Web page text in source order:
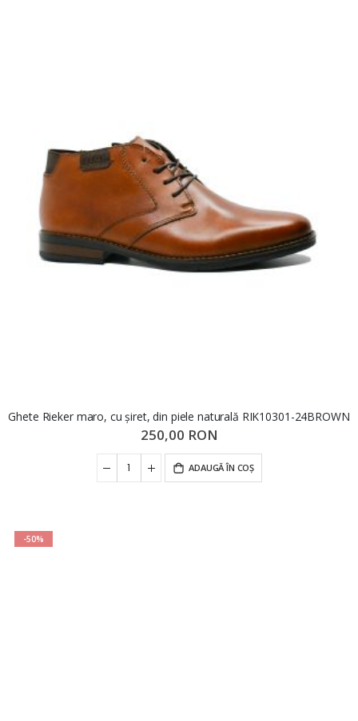
Ghete Rieker maro, cu șiret, din piele naturală RIK10301-24BROWN
250,00 RON
ADAUGĂ ÎN COȘ
-50%